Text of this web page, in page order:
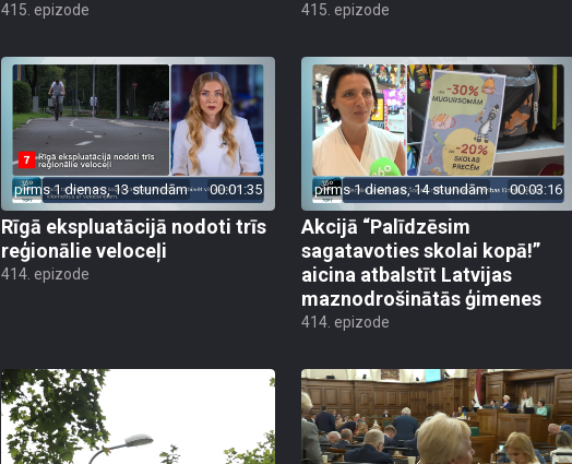
415. epizode 415. epizode
pirms 1 dienas, 13 stundām 00:01:35
Rīgā ekspluatācijā nodoti trīs
reģionālie veloceļi
414. epizode
pirms 1 dienas, 14 stundām 00:03:16
Akcijā “Palīdzēsim
sagatavoties skolai kopā!”
aicina atbalstīt Latvijas
maznodrošinātās ģimenes
414. epizode